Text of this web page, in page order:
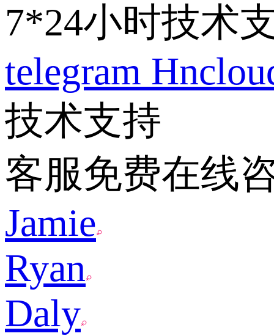
7*24小时技术
telegram
技术支持
客服免费在线
Jamie
Ryan
Daly